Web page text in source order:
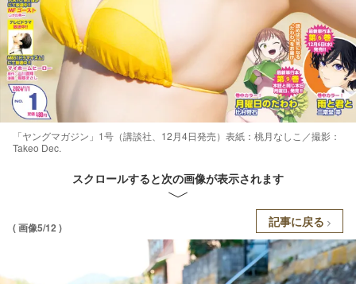
「ヤングマガジン」1号（講談社、12月4日発売）表紙：桃月なしこ／撮影：
Takeo Dec.
スクロールすると次の画像が表示されます
( 画像5/12 ) 記事に戻る